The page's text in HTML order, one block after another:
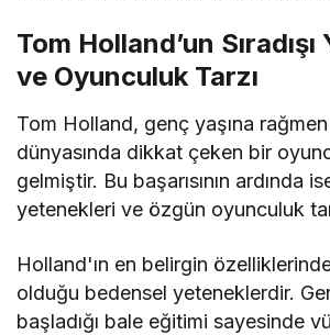
Tom Holland’un
ve Oyunculuk Tarzı
Tom Holland, genç yaşına
dünyasında dikkat çeken bir
gelmiştir. Bu başarısının ardında ise
yetenekleri ve özgün oyunculuk
Holland'ın en belirgin
olduğu bedensel yeteneklerdir.
başladığı bale eğitimi sayesinde